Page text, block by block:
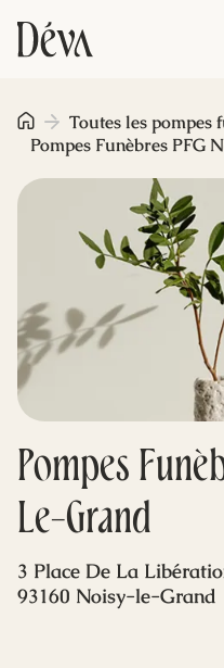
Obsèques
Prévoyance
Monument
Livraison de fleurs
Blog
Mes
Pompes
Le-Grand
Toutes les pompes
Pompes Funèbres PFG
3 Place De La
93160 Noisy-le-Grand